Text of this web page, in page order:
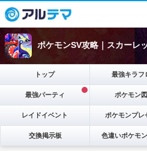
ポケモンSV攻略｜スカーレ
トップ 最強キラフ
最強パーティ ポケモン
レイドイベント ポケモンプレ
交換掲示板 色違いポケモ